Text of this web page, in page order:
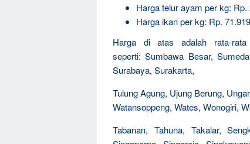
Harga telur ayam per kg: Rp.
Harga ikan per kg: Rp. 71.919
Harga di atas adalah rata-
seperti: Sumbawa Besar,
Surabaya, Surakarta,
Tulung Agung, Ujung Berung,
Watansoppeng, Wates, Wonogiri,
Tabanan, Tahuna, Takalar,